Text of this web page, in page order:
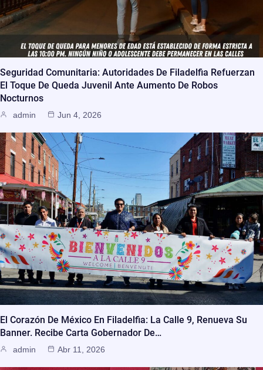
Seguridad Comunitaria: Autoridades De Filadelfia Refuerzan
El Toque De Queda Juvenil Ante Aumento De Robos
Nocturnos
admin Jun 4, 2026
El Corazón De México En Filadelfia: La Calle 9, Renueva Su
Banner. Recibe Carta Gobernador De…
admin Abr 11, 2026